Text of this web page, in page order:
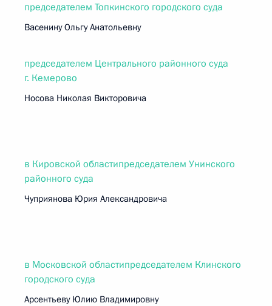
председателем Топкинского городского суда
Васенину Ольгу Анатольевну
председателем Центрального районного суда
г. Кемерово
Носова Николая Викторовича
в Кировской областипредседателем Унинского
районного суда
Чуприянова Юрия Александровича
в Московской областипредседателем Клинского
городского суда
Арсентьеву Юлию Владимировну